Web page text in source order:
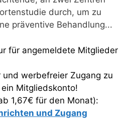
durch, um zu
präventive Behandlung...
für angemeldete Mitglieder
und werbefreier Zugang zu
Mitgliedskonto!
1,67€ für den Monat):
und Zugang